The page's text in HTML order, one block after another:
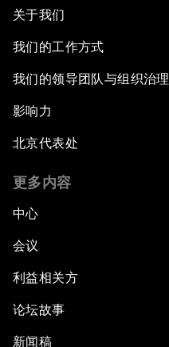
关于我们
我们的工作方式
我们的领导团队与组织治理
影响力
北京代表处
更多内容
中心
会议
利益相关方
论坛故事
新闻稿